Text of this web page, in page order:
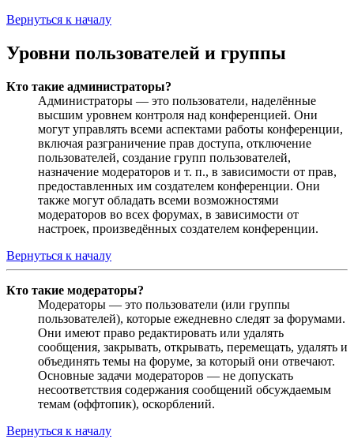
Вернуться к началу
Уровни пользователей и группы
Кто такие администраторы?
Администраторы — это пользователи, наделённые
высшим уровнем контроля над конференцией. Они
могут управлять всеми аспектами работы конференции,
включая разграничение прав доступа, отключение
пользователей, создание групп пользователей,
назначение модераторов и т. п., в зависимости от прав,
предоставленных им создателем конференции. Они
также могут обладать всеми возможностями
модераторов во всех форумах, в зависимости от
настроек, произведённых создателем конференции.
Вернуться к началу
Кто такие модераторы?
Модераторы — это пользователи (или группы
пользователей), которые ежедневно следят за форумами.
Они имеют право редактировать или удалять
сообщения, закрывать, открывать, перемещать, удалять и
объединять темы на форуме, за который они отвечают.
Основные задачи модераторов — не допускать
несоответствия содержания сообщений обсуждаемым
темам (оффтопик), оскорблений.
Вернуться к началу